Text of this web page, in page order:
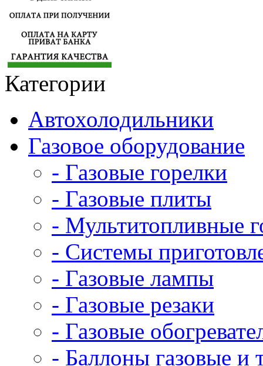
Категории
Автохолодильники
Газовое оборудование
- Газовые горелки
- Газовые плиты
- Мультитопливные
- Системы
- Газовые лампы
- Газовые резаки
- Газовые
- Баллоны газовые и